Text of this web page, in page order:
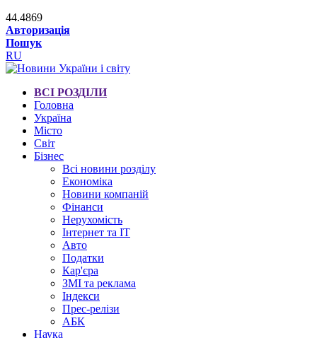
44.4869
Авторизація
Пошук
RU
ВСІ РОЗДІЛИ
Головна
Україна
Місто
Світ
Бізнес
Всі новини розділу
Економіка
Новини компаній
Фінанси
Нерухомість
Інтернет та IT
Авто
Податки
Кар'єра
ЗМІ та реклама
Індекси
Прес-релізи
АБК
Наука